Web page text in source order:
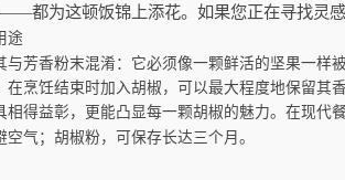
餐
桌
布
置？
都为这顿饭锦上添花。如果您正在寻找灵感
途
与芳香粉末混淆：它必须像一颗鲜活的坚果一
在烹饪结束时加入胡椒，可以最大程度地保留
得益彰，更能凸显每一颗胡椒的魅力。在现代
气；胡椒粉，可保存长达三个月。